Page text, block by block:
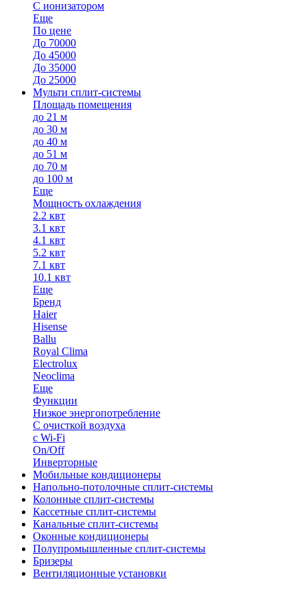
С ионизатором
Еще
По цене
До 70000
До 45000
До 35000
До 25000
Мульти сплит-системы
Площадь помещения
до 21 м
до 30 м
до 40 м
до 51 м
до 70 м
до 100 м
Еще
Мощность охлаждения
2.2 квт
3.1 квт
4.1 квт
5.2 квт
7.1 квт
10.1 квт
Еще
Бренд
Haier
Hisense
Ballu
Royal Clima
Electrolux
Neoclima
Еще
Функции
Низкое энергопотребление
С очисткой воздуха
с Wi-Fi
On/Off
Инверторные
Мобильные кондиционеры
Напольно-потолоч​ные ​сплит-системы
Колонные ​​сплит-системы
Кассетные сплит-системы
Канальные сплит-системы
Оконные кондиционеры
Полупромышленные сплит-системы
Бризеры
Вентиляционные установки